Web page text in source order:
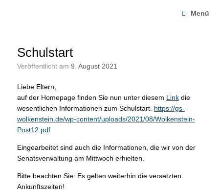
Menü
Schulstart
Veröffentlicht am 9. August 2021
Liebe Eltern,
auf der Homepage finden Sie nun unter diesem Link die
wesentlichen Informationen zum Schulstart. https://gs-
wolkenstein.de/wp-content/uploads/2021/08/Wolkenstein-
Post12.pdf
Eingearbeitet sind auch die Informationen, die wir von der
Senatsverwaltung am Mittwoch erhielten.
Bitte beachten Sie: Es gelten weiterhin die versetzten
Ankunftszeiten!